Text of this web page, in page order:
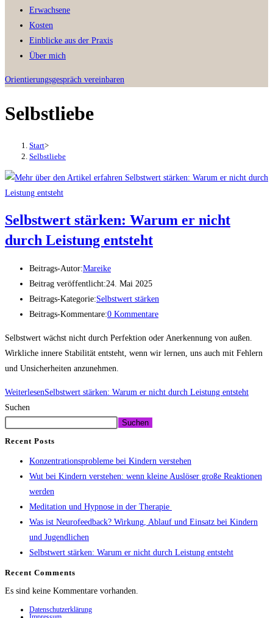
Erwachsene
Kosten
Einblicke aus der Praxis
Über mich
Orientierungsgespräch vereinbaren
Selbstliebe
Start>
Selbstliebe
Selbstwert stärken: Warum er nicht
durch Leistung entsteht
Beitrags-Autor:Mareike
Beitrag veröffentlicht:24. Mai 2025
Beitrags-Kategorie:Selbstwert stärken
Beitrags-Kommentare:0 Kommentare
Selbstwert wächst nicht durch Perfektion oder Anerkennung von außen.
Wirkliche innere Stabilität entsteht, wenn wir lernen, uns auch mit Fehlern
und Unsicherheiten anzunehmen.
WeiterlesenSelbstwert stärken: Warum er nicht durch Leistung entsteht
Suchen
Suchen
Recent Posts
Konzentrationsprobleme bei Kindern verstehen
Wut bei Kindern verstehen: wenn kleine Auslöser große Reaktionen
werden
Meditation und Hypnose in der Therapie
Was ist Neurofeedback? Wirkung, Ablauf und Einsatz bei Kindern
und Jugendlichen
Selbstwert stärken: Warum er nicht durch Leistung entsteht
Recent Comments
Es sind keine Kommentare vorhanden.
Datenschutzerklärung